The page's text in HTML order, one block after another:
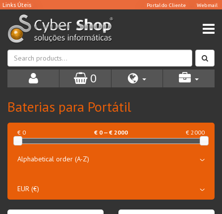
0
Baterias para Portátil
€ 0 € 2000
€ 0 — € 2000